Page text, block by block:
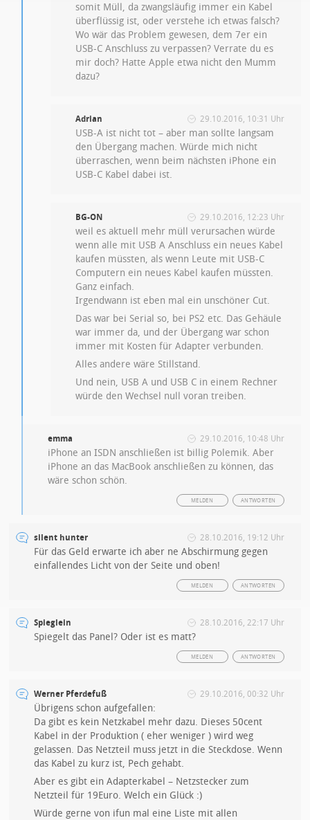
somit Müll, da zwangsläufig immer ein Kabel
überflüssig ist, oder verstehe ich etwas falsch?
Wo wär das Problem gewesen, dem 7er ein
USB-C Anschluss zu verpassen? Verrate du es
mir doch? Hatte Apple etwa nicht den Mumm
dazu?
Adrian 29.10.2016, 10:31 Uhr
USB-A ist nicht tot – aber man sollte langsam
den Übergang machen. Würde mich nicht
überraschen, wenn beim nächsten iPhone ein
USB-C Kabel dabei ist.
BG-ON 29.10.2016, 12:23 Uhr
weil es aktuell mehr müll verursachen würde
wenn alle mit USB A Anschluss ein neues Kabel
kaufen müssten, als wenn Leute mit USB-C
Computern ein neues Kabel kaufen müssten.
Ganz einfach.
Irgendwann ist eben mal ein unschöner Cut.
Das war bei Serial so, bei PS2 etc. Das Gehäule
war immer da, und der Übergang war schon
immer mit Kosten für Adapter verbunden.
Alles andere wäre Stillstand.
Und nein, USB A und USB C in einem Rechner
würde den Wechsel null voran treiben.
emma 29.10.2016, 10:48 Uhr
iPhone an ISDN anschließen ist billig Polemik. Aber
iPhone an das MacBook anschließen zu können, das
wäre schon schön.
ANTWORTEN
MELDEN
silent hunter 28.10.2016, 19:12 Uhr
Für das Geld erwarte ich aber ne Abschirmung gegen
einfallendes Licht von der Seite und oben!
ANTWORTEN
MELDEN
Spieglein 28.10.2016, 22:17 Uhr
Spiegelt das Panel? Oder ist es matt?
ANTWORTEN
MELDEN
Werner Pferdefuß 29.10.2016, 00:32 Uhr
Übrigens schon aufgefallen:
Da gibt es kein Netzkabel mehr dazu. Dieses 50cent
Kabel in der Produktion ( eher weniger ) wird weg
gelassen. Das Netzteil muss jetzt in die Steckdose. Wenn
das Kabel zu kurz ist, Pech gehabt.
Aber es gibt ein Adapterkabel – Netzstecker zum
Netzteil für 19Euro. Welch ein Glück :)
Würde gerne von ifun mal eine Liste mit allen